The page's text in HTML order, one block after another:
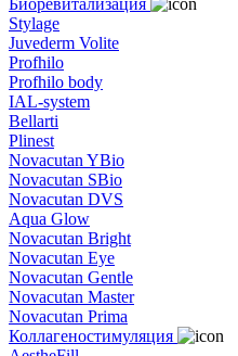
Биоревитализация
Stylage
Juvederm Volite
Profhilo
Profhilo body
IAL-system
Bellarti
Plinest
Novacutan YBio
Novacutan SBio
Novacutan DVS
Aqua Glow
Novacutan Bright
Novacutan Eye
Novacutan Gentle
Novacutan Master
Novacutan Prima
Коллагеностимуляция